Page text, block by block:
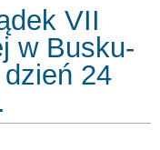
VII
w Busku-
dzień 24